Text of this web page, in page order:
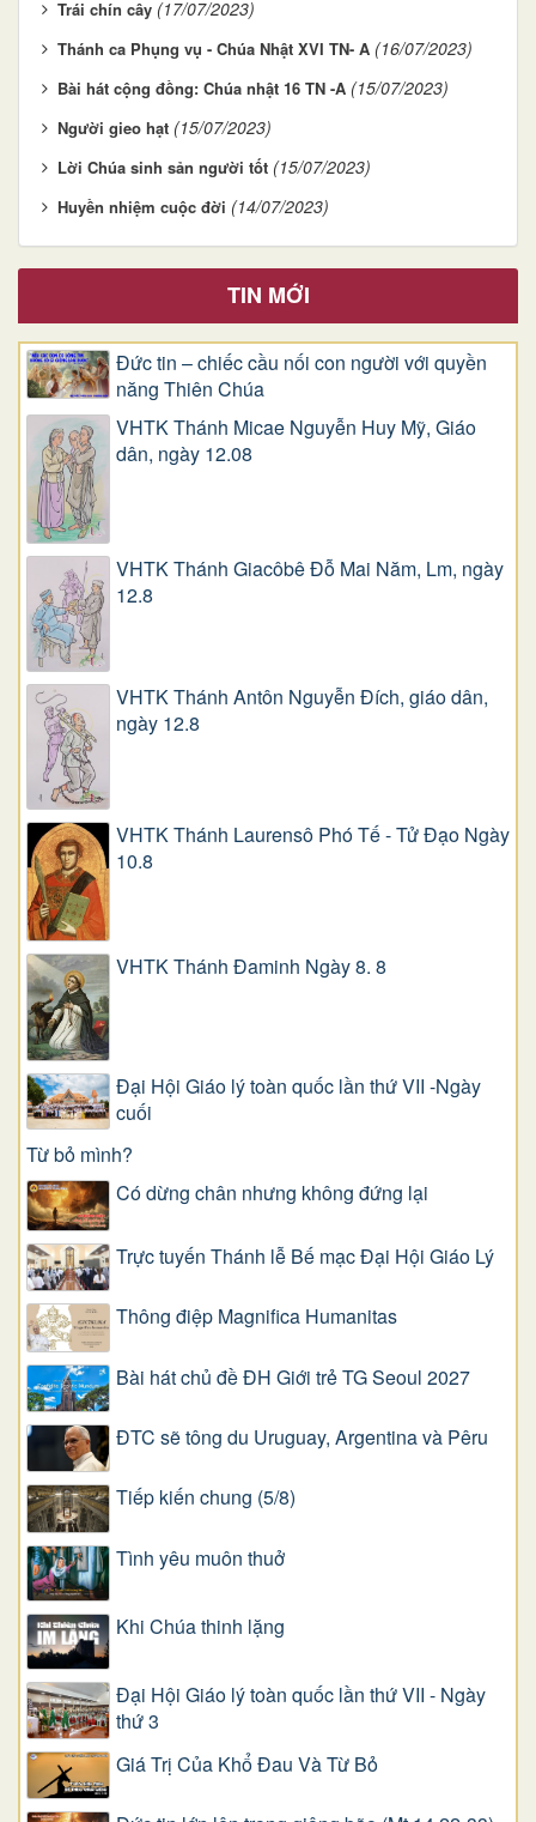
Trái chín cây (17/07/2023)
Thánh ca Phụng vụ - Chúa Nhật XVI TN- A (16/07/2023)
Bài hát cộng đồng: Chúa nhật 16 TN -A (15/07/2023)
Người gieo hạt (15/07/2023)
Lời Chúa sinh sản người tốt (15/07/2023)
Huyền nhiệm cuộc đời (14/07/2023)
TIN MỚI
Đức tin – chiếc cầu nối con người với quyền
năng Thiên Chúa
VHTK Thánh Micae Nguyễn Huy Mỹ, Giáo
dân, ngày 12.08
VHTK Thánh Giacôbê Ðỗ Mai Năm, Lm, ngày
12.8
VHTK Thánh Antôn Nguyễn Ðích, giáo dân,
ngày 12.8
VHTK Thánh Laurensô Phó Tế - Tử Đạo Ngày
10.8
VHTK Thánh Đaminh Ngày 8. 8
Đại Hội Giáo lý toàn quốc lần thứ VII -Ngày
cuối
Từ bỏ mình?
Có dừng chân nhưng không đứng lại
Trực tuyến Thánh lễ Bế mạc Đại Hội Giáo Lý
Thông điệp Magnifica Humanitas
Bài hát chủ đề ĐH Giới trẻ TG Seoul 2027
ĐTC sẽ tông du Uruguay, Argentina và Pêru
Tiếp kiến chung (5/8)
Tình yêu muôn thuở
Khi Chúa thinh lặng
Đại Hội Giáo lý toàn quốc lần thứ VII - Ngày
thứ 3
Giá Trị Của Khổ Ðau Và Từ Bỏ